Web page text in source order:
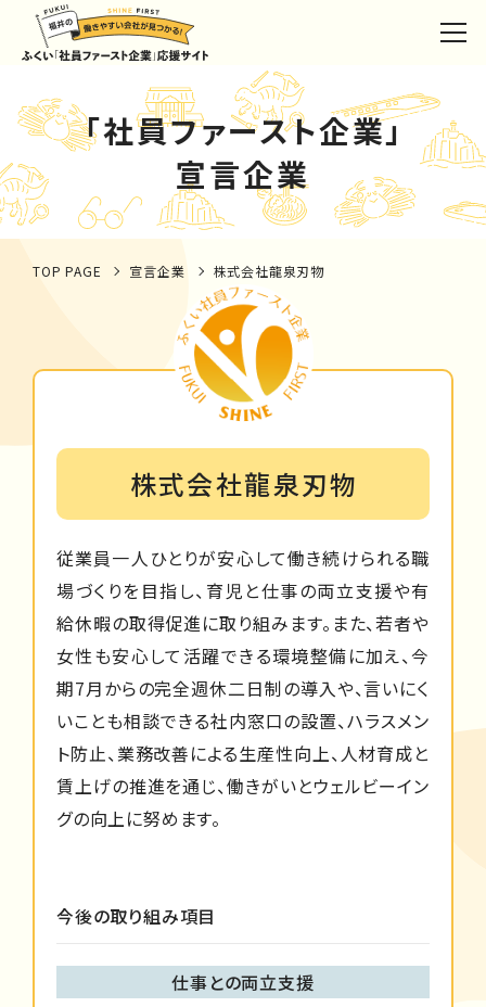
「社員ファースト企業」
宣言企業
TOP PAGE 宣言企業 株式会社龍泉刃物
株式会社龍泉刃物
従業員一人ひとりが安心して働き続けられる職
場づくりを目指し、育児と仕事の両立支援や有
給休暇の取得促進に取り組みます。また、若者や
女性も安心して活躍できる環境整備に加え、今
期7月からの完全週休二日制の導入や、言いにく
いことも相談できる社内窓口の設置、ハラスメン
ト防止、業務改善による生産性向上、人材育成と
賃上げの推進を通じ、働きがいとウェルビーイン
グの向上に努めます。
今後の取り組み項目
仕事との両立支援